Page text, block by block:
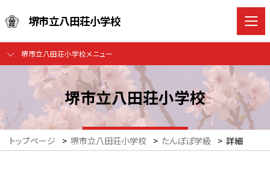
堺市立八田荘小学校
堺市立八田荘小学校メニュー
堺市立八田荘小学校
トップページ > 堺市立八田荘小学校 > たんぽぽ学級 > 詳細